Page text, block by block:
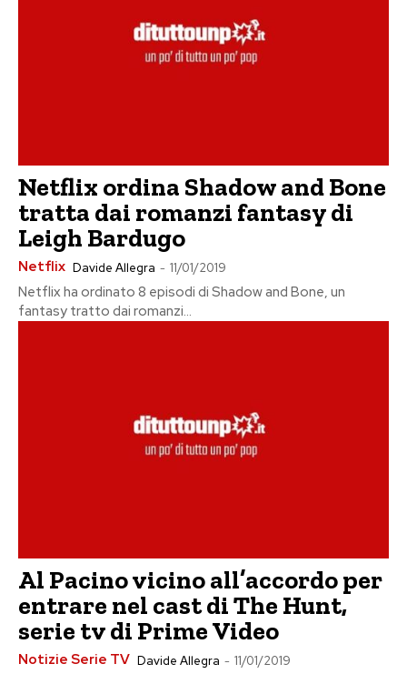
Netflix ordina Shadow and Bone
tratta dai romanzi fantasy di
Leigh Bardugo
Netflix Davide Allegra - 11/01/2019
Netflix ha ordinato 8 episodi di Shadow and Bone, un
fantasy tratto dai romanzi...
Al Pacino vicino all’accordo per
entrare nel cast di The Hunt,
serie tv di Prime Video
Notizie Serie TV Davide Allegra - 11/01/2019